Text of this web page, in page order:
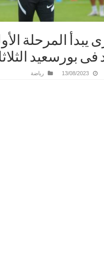
يبدأ المرحلة
فى بورسعيد
13/08/2023 رياضة